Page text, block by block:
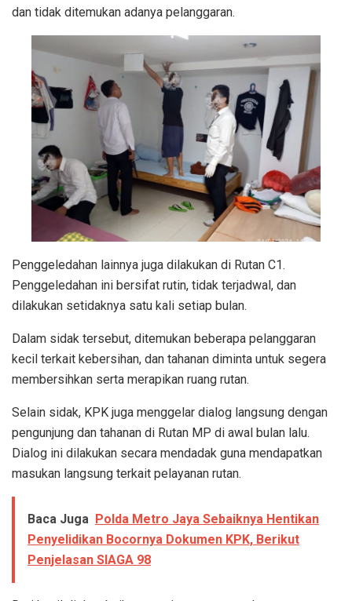
dan tidak ditemukan adanya pelanggaran.
Penggeledahan lainnya juga dilakukan di Rutan C1.
Penggeledahan ini bersifat rutin, tidak terjadwal, dan
dilakukan setidaknya satu kali setiap bulan.
Dalam sidak tersebut, ditemukan beberapa pelanggaran
kecil terkait kebersihan, dan tahanan diminta untuk segera
membersihkan serta merapikan ruang rutan.
Selain sidak, KPK juga menggelar dialog langsung dengan
pengunjung dan tahanan di Rutan MP di awal bulan lalu.
Dialog ini dilakukan secara mendadak guna mendapatkan
masukan langsung terkait pelayanan rutan.
Baca Juga Polda Metro Jaya Sebaiknya Hentikan
Penyelidikan Bocornya Dokumen KPK, Berikut
Penjelasan SIAGA 98